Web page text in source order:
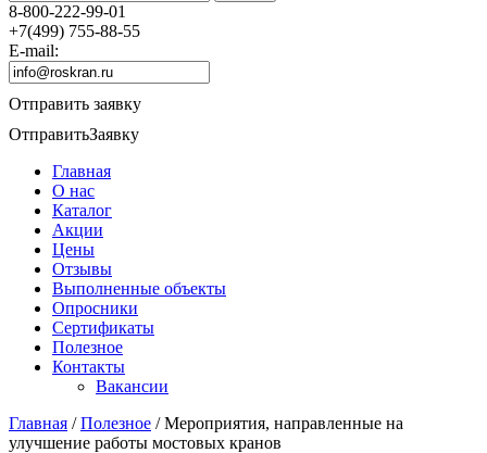
8-800-222-99-01
+7(499) 755-88-55
E-mail:
Отправить заявку
ОтправитьЗаявку
Главная
О нас
Каталог
Акции
Цены
Отзывы
Выполненные объекты
Опросники
Сертификаты
Полезное
Контакты
Вакансии
Главная /Полезное /Мероприятия, направленные на
улучшение работы мостовых кранов